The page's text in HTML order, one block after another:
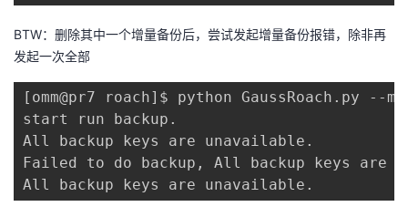
BTW：删除其中一个增量备份后，尝试发起增量备份报错，除非再
发起一次全部
[omm@pr7 roach]$ python GaussRoach.py
start run backup.
All backup keys are unavailable.
Failed to do backup, All backup keys are
All backup keys are unavailable.